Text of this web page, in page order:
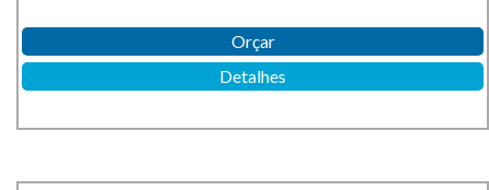
Orçar
Detalhes